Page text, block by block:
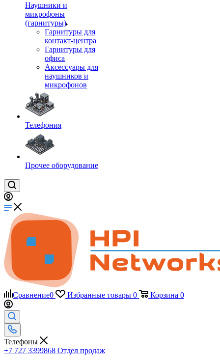
Наушники и
микрофоны
(гарнитуры)
Гарнитуры для
контакт-центра
Гарнитуры для
офиса
Аксессуары для
наушников и
микрофонов
Телефония
Прочее оборудование
Сравнение0 Избранные товары 0 Корзина 0
Телефоны
+7 727 3399868 Отдел продаж